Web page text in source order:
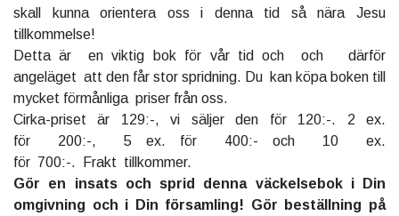
skall kunna orientera oss i denna tid så nära Jesu
tillkommelse!
Detta är en viktig bok för vår tid och och därför
angeläget att den får stor spridning. Du kan köpa boken till
mycket förmånliga priser från oss.
Cirka-priset är 129:-, vi säljer den för 120:-. 2 ex.
för 200:-, 5 ex. för 400:- och 10 ex.
för 700:-. Frakt tillkommer.
Gör en insats och sprid denna väckelsebok i Din
omgivning och i Din församling! Gör beställning på